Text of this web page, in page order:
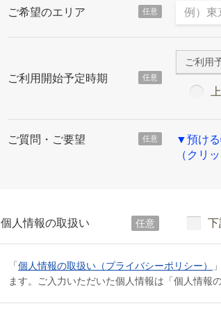
ご希望のエリア 任意
ご利用開始予定時期 任意
ご利用
ご質問・ご要望 任意
▼預ける
（クリ
個人情報の取扱い 任意 下
「 個人情報の取扱い（プライバシーポリシー）
ます。ご入力いただいた個人情報は「個人情報